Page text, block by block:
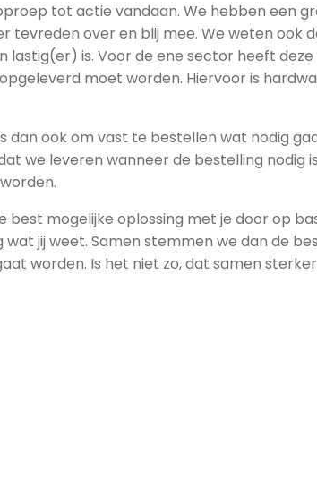
tot actie vandaan. We hebben een
tevreden over en blij mee. We weten ook
lastig(er) is. Voor de ene sector heeft
moet worden. Hiervoor is
dan ook om vast te bestellen wat nodig
we leveren wanneer de bestelling nodig
best mogelijke oplossing met je door op
jij weet. Samen stemmen we dan de
worden. Is het niet zo, dat samen sterker